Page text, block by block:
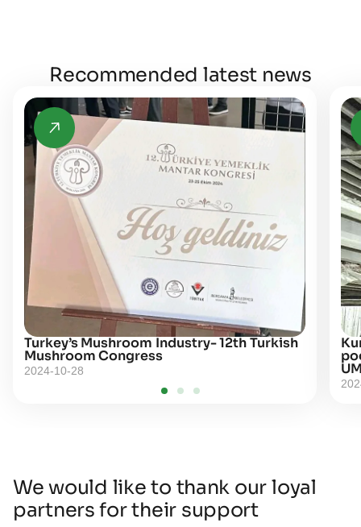
Recommended latest news
Turkey’s Mushroom Industry- 12th Turkish
Mushroom Congress
2024-10-28
We would like to thank our loyal
partners for their support